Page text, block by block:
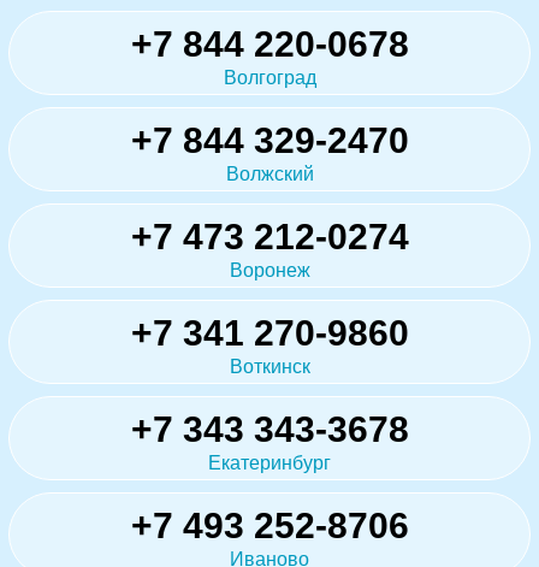
+7 844 220-0678
Волгоград
+7 844 329-2470
Волжский
+7 473 212-0274
Воронеж
+7 341 270-9860
Воткинск
+7 343 343-3678
Екатеринбург
+7 493 252-8706
Иваново